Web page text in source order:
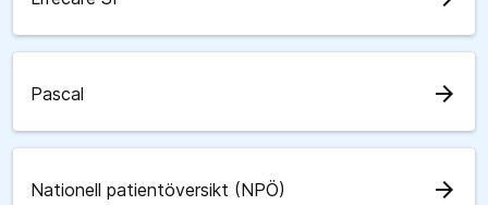
Pascal arrow_forward
Nationell patientöversikt (NPÖ) arrow_forward